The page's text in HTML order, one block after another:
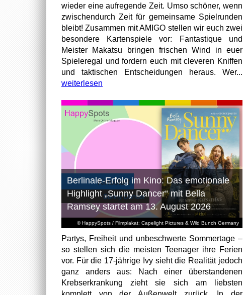
wieder eine aufregende Zeit. Umso schöner, wenn
zwischendurch Zeit für gemeinsame Spielrunden
bleibt! Zusammen mit AMIGO stellen wir euch zwei
besondere Kartenspiele vor: Fantastique und
Meister Makatsu bringen frischen Wind in euer
Spieleregal und fordern euch mit cleveren Kniffen
und taktischen Entscheidungen heraus. Wer...
weiterlesen
© HappySpots / Filmplakat: Capelight Pictures & Wild Bunch Germany
Berlinale-Erfolg im Kino: Das emotionale
Highlight „Sunny Dancer“ mit Bella
Ramsey startet am 13. August 2026
Partys, Freiheit und unbeschwerte Sommertage –
so stellen sich die meisten Teenager ihre Ferien
vor. Für die 17-jährige Ivy sieht die Realität jedoch
ganz anders aus: Nach einer überstandenen
Krebserkrankung zieht sie sich am liebsten